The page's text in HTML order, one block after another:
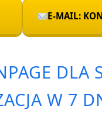
E-MAIL:
DLA
W 7